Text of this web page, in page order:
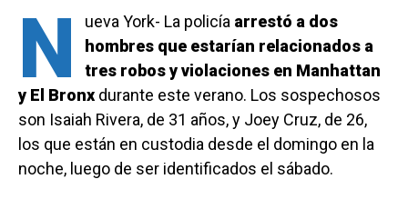
N ueva York- La policía arrestó a dos
hombres que estarían relacionados a
tres robos y violaciones en Manhattan
y El Bronx durante este verano. Los sospechosos
son Isaiah Rivera, de 31 años, y Joey Cruz, de 26,
los que están en custodia desde el domingo en la
noche, luego de ser identificados el sábado.